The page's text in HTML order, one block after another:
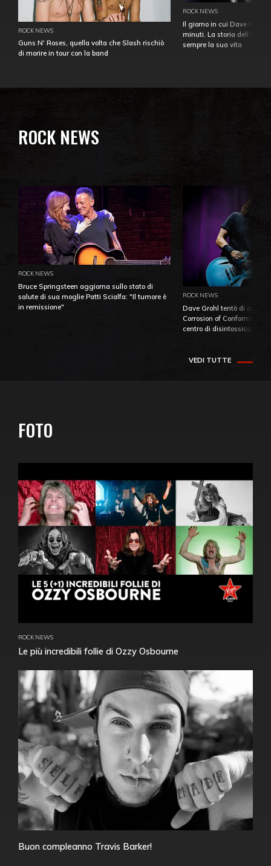
ROCK NEWS
Guns N' Roses, quella volta che Slash rischiò
di morire in tour con la band
ROCK NEWS
Il giorno in cui Dave
minuti. La storia
sempre la sua vita
ROCK NEWS
ROCK NEWS
Bruce Springsteen aggiorna sullo stato di
salute di sua moglie Patti Scialfa: "Il tumore è
in remissione"
ROCK NEWS
Dave Grohl tentò di
Corrosion of Conformity
centro di
VEDI TUTTE
FOTO
ROCK NEWS
Le più incredibili follie di Ozzy Osbourne
Buon compleanno Travis Barker!